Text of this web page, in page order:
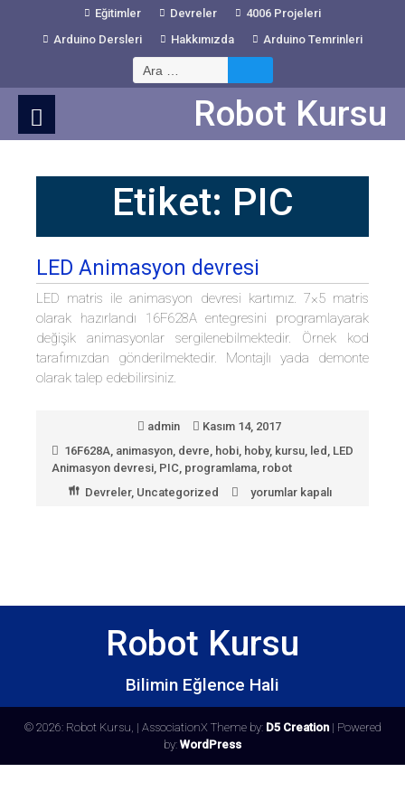
Eğitimler Devreler
4006 Projeleri
Arduino Dersleri
Hakkımızda Arduino Temrinleri
Arama:
Robot Kursu
Etiket: PIC
LED Animasyon devresi
LED matris ile animasyon devresi kartımız. 7×5 matris
olarak hazırlandı 16F628A entegresini programlayarak
değişik animasyonlar sergilenebilmektedir. Örnek kod
tarafımızdan gönderilmektedir. Montajlı yada demonte
olarak talep edebilirsiniz.
admin
Kasım 14, 2017
16F628A, animasyon, devre, hobi, hoby, kursu, led , LED
Animasyon devresi, PIC, programlama, robot
Devreler, Uncategorized
LED
yorumlar kapalı
Robot Kursu
Bilimin Eğlence Hali
© 2026: Robot Kursu, | AssociationX Theme by: D5 Creation| Powered
by: WordPress